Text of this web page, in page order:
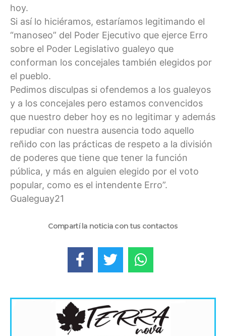
hoy.
Si así lo hiciéramos, estaríamos legitimando el
“manoseo” del Poder Ejecutivo que ejerce Erro
sobre el Poder Legislativo gualeyo que
conforman los concejales también elegidos por
el pueblo.
Pedimos disculpas si ofendemos a los gualeyos
y a los concejales pero estamos convencidos
que nuestro deber hoy es no legitimar y además
repudiar con nuestra ausencia todo aquello
reñido con las prácticas de respeto a la división
de poderes que tiene que tener la función
pública, y más en alguien elegido por el voto
popular, como es el intendente Erro”.
Gualeguay21
Compartí la noticia con tus contactos